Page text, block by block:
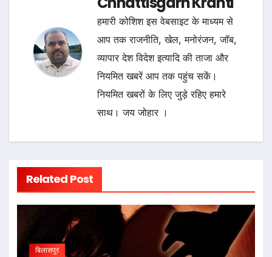
हमारी कोशिश इस वेबसाइट के माध्यम से
आप तक राजनीति, खेल, मनोरंजन, जॉब,
व्यापार देश विदेश इत्यादि की ताजा और
नियमित खबरें आप तक पहुंच सकें।
नियमित खबरों के लिए जुड़े रहिए हमारे
साथ। जय जोहार ।
Related Post
बिलासपुर